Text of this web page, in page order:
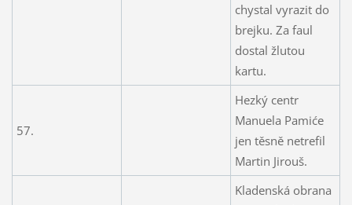
chystal vyrazit do
brejku. Za faul
dostal žlutou
kartu.
57.
Hezký centr
Manuela Pamiće
jen těsně netrefil
Martin Jirouš.
Kladenská obrana